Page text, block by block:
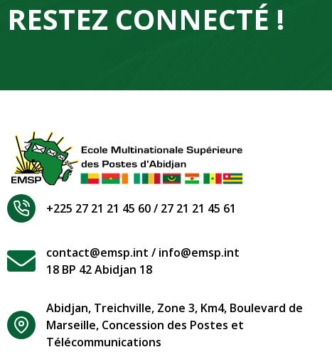
RESTEZ CONNECTÉ !
+225 27 21 21 45 60 / 27 21 21 45 61
contact@emsp.int / info@emsp.int
18 BP 42 Abidjan 18
Abidjan, Treichville, Zone 3, Km4, Boulevard de
Marseille, Concession des Postes et
Télécommunications